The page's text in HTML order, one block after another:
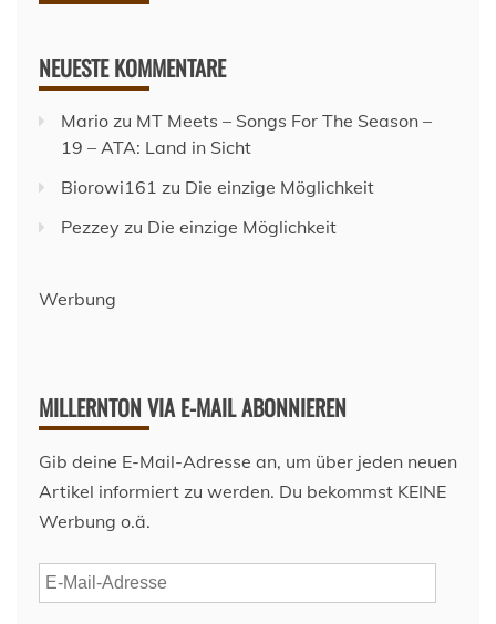
NEUESTE KOMMENTARE
Mario zu MT Meets – Songs For The Season –
19 – ATA: Land in Sicht
Biorowi161 zu Die einzige Möglichkeit
Pezzey zu Die einzige Möglichkeit
Werbung
MILLERNTON VIA E-MAIL ABONNIEREN
Gib deine E-Mail-Adresse an, um über jeden neuen
Artikel informiert zu werden. Du bekommst KEINE
Werbung o.ä.
E-
Mail-